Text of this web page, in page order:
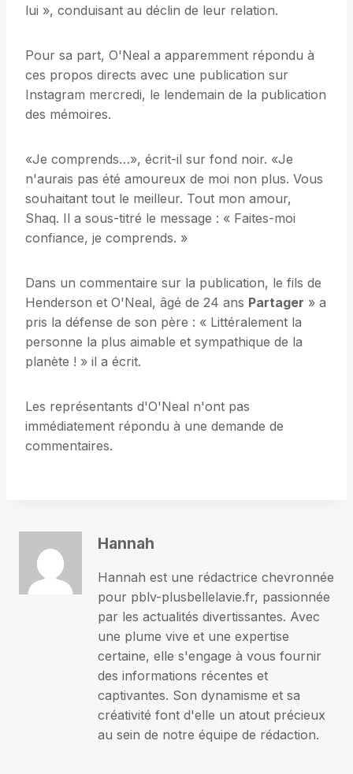
lui », conduisant au déclin de leur relation.
Pour sa part, O'Neal a apparemment répondu à
ces propos directs avec une publication sur
Instagram mercredi, le lendemain de la publication
des mémoires.
«Je comprends…», écrit-il sur fond noir. «Je
n'aurais pas été amoureux de moi non plus. Vous
souhaitant tout le meilleur. Tout mon amour,
Shaq. Il a sous-titré le message : « Faites-moi
confiance, je comprends. »
Dans un commentaire sur la publication, le fils de
Henderson et O'Neal, âgé de 24 ans Partager » a
pris la défense de son père : « Littéralement la
personne la plus aimable et sympathique de la
planète ! » il a écrit.
Les représentants d'O'Neal n'ont pas
immédiatement répondu à une demande de
commentaires.
Hannah
Hannah est une rédactrice chevronnée
pour pblv-plusbellelavie.fr, passionnée
par les actualités divertissantes. Avec
une plume vive et une expertise
certaine, elle s'engage à vous fournir
des informations récentes et
captivantes. Son dynamisme et sa
créativité font d'elle un atout précieux
au sein de notre équipe de rédaction.